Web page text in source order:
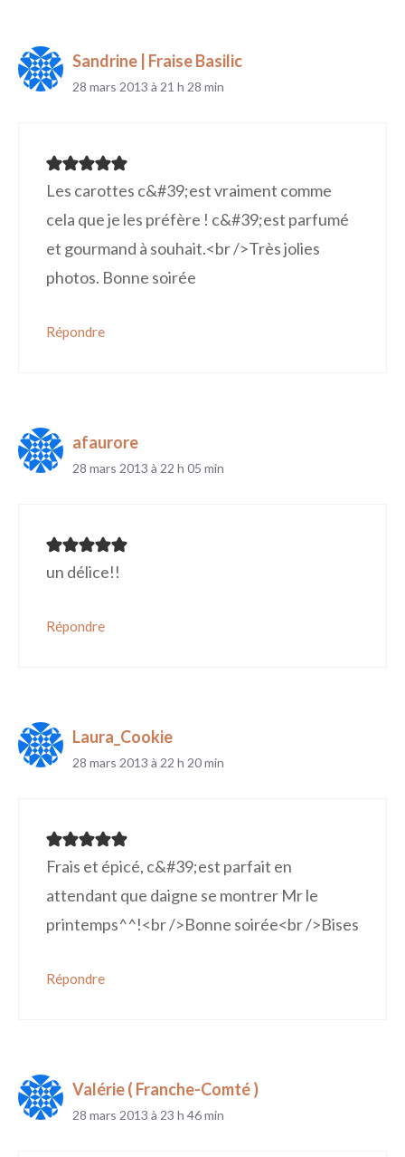
Sandrine | Fraise Basilic
28 mars 2013 à 21 h 28 min
Les carottes c&#39;est vraiment comme
cela que je les préfère ! c&#39;est parfumé
et gourmand à souhait.<br />Très jolies
photos. Bonne soirée
Répondre
afaurore
28 mars 2013 à 22 h 05 min
un délice!!
Répondre
Laura_Cookie
28 mars 2013 à 22 h 20 min
Frais et épicé, c&#39;est parfait en
attendant que daigne se montrer Mr le
printemps^^!<br />Bonne soirée<br />Bises
Répondre
Valérie ( Franche-Comté )
28 mars 2013 à 23 h 46 min